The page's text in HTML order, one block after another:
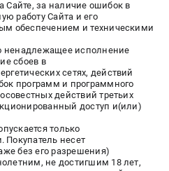
Сайте, за наличие ошибок в
работу Сайта и его
обеспечением и техническими
ненадлежащее исполнение
сбоев в
сетях, действий
программ и программного
действий третьих
доступ и(или)
только
несет
без его разрешения)
не достигшим 18 лет,